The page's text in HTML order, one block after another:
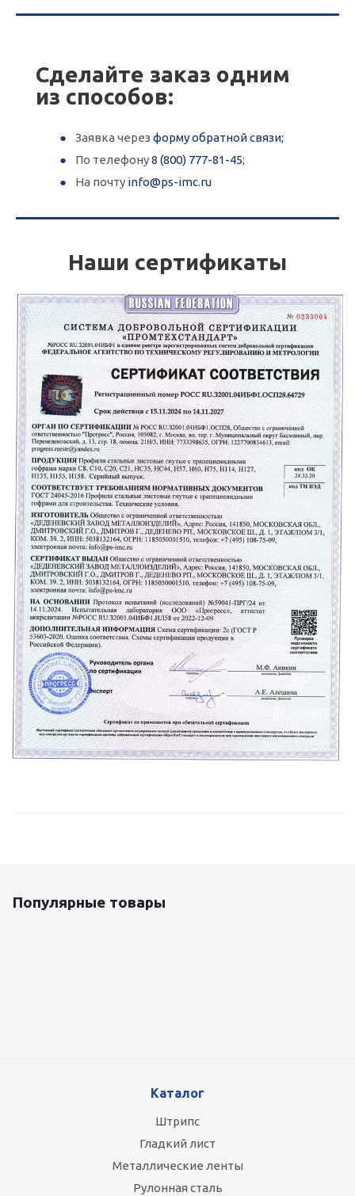
Сделайте заказ одним
из способов:
Заявка через форму обратной связи;
По телефону8 (800) 777-81-45;
На почту info@ps-imc.ru
Наши сертификаты
Популярные товары
Каталог
Штрипс
Гладкий лист
Металлические ленты
Рулонная сталь